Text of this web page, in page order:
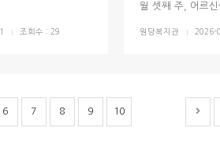
조회수 : 29
월 셋째 주, 어르
반, 무궁화반 어르
원당복지관 2026-
6 7 8 9 10